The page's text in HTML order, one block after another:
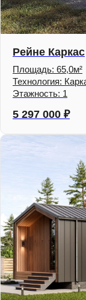
Рейне Каркас
Площадь: 65,0м²
Технология:
Этажность: 1
5 297 000 ₽